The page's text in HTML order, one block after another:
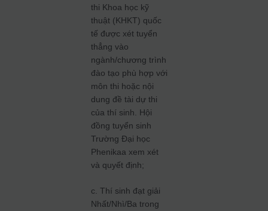
thi Khoa học kỹ
thuật (KHKT) quốc
tế được xét tuyển
thẳng vào
ngành/chương trình
đào tạo phù hợp với
môn thi hoặc nội
dung đề tài dự thi
của thí sinh. Hội
đồng tuyển sinh
Trường Đại học
Phenikaa xem xét
và quyết định;
c. Thí sinh đạt giải
Nhất/Nhì/Ba trong